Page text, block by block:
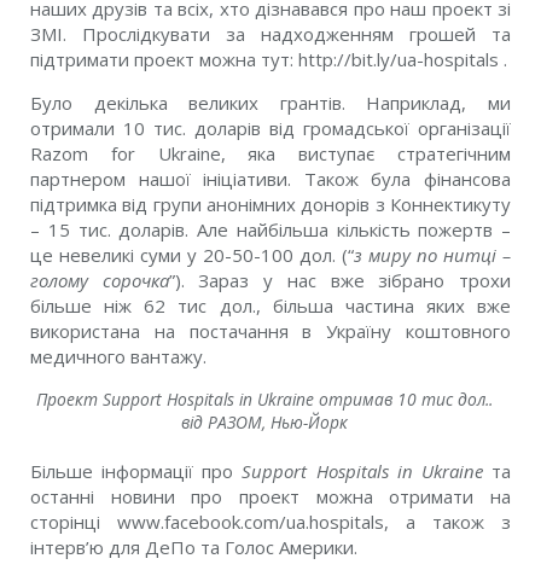
наших друзів та всіх, хто дізнавався про наш проект зі
ЗМІ. Прослідкувати за надходженням грошей та
підтримати проект можна тут: http://bit.ly/ua-hospitals .
Було декілька великих грантів. Наприклад, ми
отримали 10 тис. доларів від громадської організації
Razom for Ukraine, яка виступає стратегічним
партнером нашої ініціативи. Також була фінансова
підтримка від групи анонімних донорів з Коннектикуту
– 15 тис. доларів. Але найбільша кількість пожертв –
це невеликі суми у 20-50-100 дол. (“з миру по нитці –
голому сорочка”). Зараз у нас вже зібрано трохи
більше ніж 62 тис дол., більша частина яких вже
використана на постачання в Україну коштовного
медичного вантажу.
Проект Support Hospitals in Ukraine отримав 10 тис дол..
від РАЗОМ, Нью-Йорк
Більше інформації проSupport Hospitals in Ukraineта
останні новини про проект можна отримати на
сторінці www.facebook.com/ua.hospitals, а також з
інтерв’ю для ДеПо та Голос Америки.